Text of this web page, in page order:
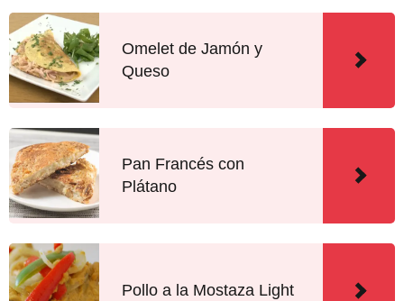
Omelet de Jamón y
Queso
Pan Francés con
Plátano
Pollo a la Mostaza Light